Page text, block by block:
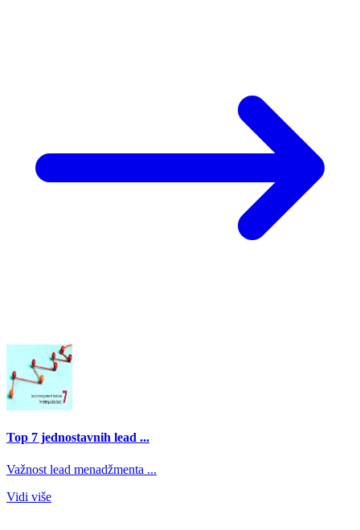
Top 7 jednostavnih lead ...
Važnost lead menadžmenta ...
Vidi više